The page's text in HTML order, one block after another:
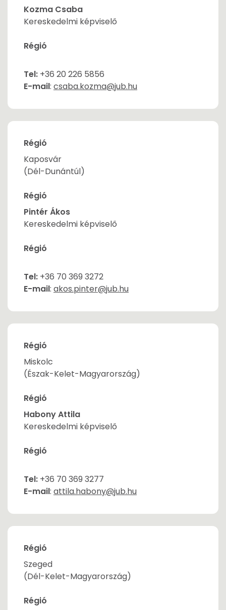
Kozma Csaba
Kereskedelmi képviselő
Régió
Tel: +36 20 226 5856
E-mail: csaba.kozma@jub.hu
Régió
Kaposvár
(Dél-Dunántúl)
Régió
Pintér Ákos
Kereskedelmi képviselő
Régió
Tel: +36 70 369 3272
E-mail: akos.pinter@jub.hu
Régió
Miskolc
(Észak-Kelet-Magyarország)
Régió
Habony Attila
Kereskedelmi képviselő
Régió
Tel: +36 70 369 3277
E-mail: attila.habony@jub.hu
Régió
Szeged
(Dél-Kelet-Magyarország)
Régió